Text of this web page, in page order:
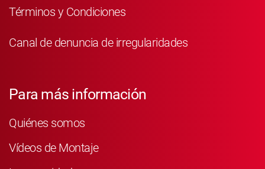
Términos y Condiciones
Canal de denuncia de irregularidades
Para más información
Quiénes somos
Vídeos de Montaje